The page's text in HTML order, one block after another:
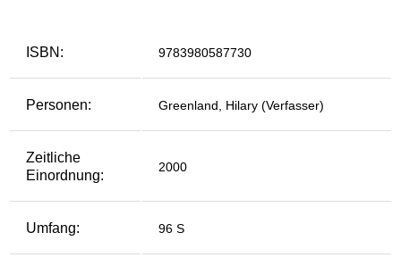
ISBN: 9783980587730
Personen: Greenland, Hilary (Verfasser)
Zeitliche
Einordnung:
2000
Umfang: 96 S